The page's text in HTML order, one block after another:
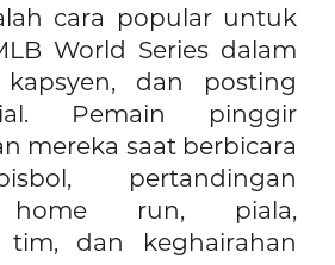
cara popular untuk
World Series dalam
dan posting
Pemain pinggir
mereka saat berbicara
pertandingan
home run, piala,
tim, dan keghairahan